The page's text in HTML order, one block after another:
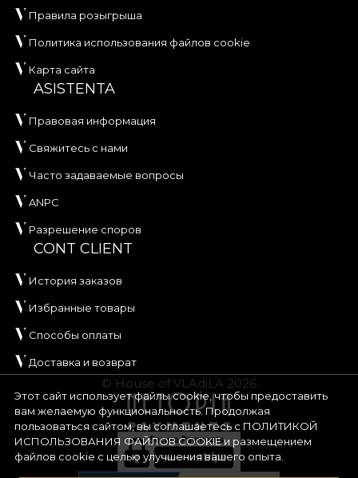
Этот сайт использует файлы cookie, чтобы предоставить
вам желаемую функциональность. Продолжая
пользоваться сайтом, вы соглашаетесь с ПОЛИТИКОЙ
ИСПОЛЬЗОВАНИЯ ФАЙЛОВ COOKIEи размещением
файлов cookie с целью улучшения вашего опыта.
Правила розыгрыша
Политика использования файлов cookie
Карта сайта
ASISTENTA
Правовая информация
Свяжитесь с нами
Часто задаваемые вопросы
ANPC
Разрешение споров
CONT CLIENT
История заказов
Избранные товары
Способы оплаты
Доставка и возврат
© House of VLAdiLA 2026